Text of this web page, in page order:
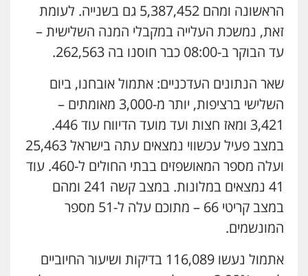
הראשונה ומהם 5,387,452 גם בשנייה. לעומת
זאת, נמשכת העלייה במקבלי המנה השלישית –
עד הבוקר ב-08:00 כבר חוסנו בה 262,563.
שאר הנתונים העדכניים: אתמול אובחנו, ביום
השלישי ברציפות, יותר מ-3,000 מאומתים –
3,421 ומאז חצות ועד מועד הדיווח עוד 446.
במצב פעיל עכשווי נמצאים עתה בישראל 25,463
ועלה מספר המאושפזים בבתי החולים ל-460. עוד
41 נמצאים במלונות. במצב קשה 241 ומהם
במצב קריטי 66 – מתוכם עלה ל-51 מספר
המונשמים.
אתמול נעשו 116,089 בדיקות ושיעור החיוביים